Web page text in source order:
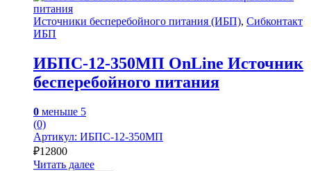
Источники бесперебойного питания (ИБП), Сибконтакт
ИБП
ИБПС-12-350МП OnLine Источник
бесперебойного питания
0 меньше 5
(0)
Артикул: ИБПС-12-350МП
₽12800
Читать далее